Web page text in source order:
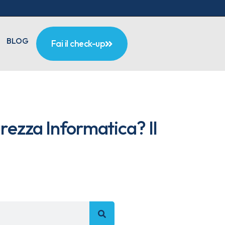
BLOG Fai il check-up
Informatica? Il